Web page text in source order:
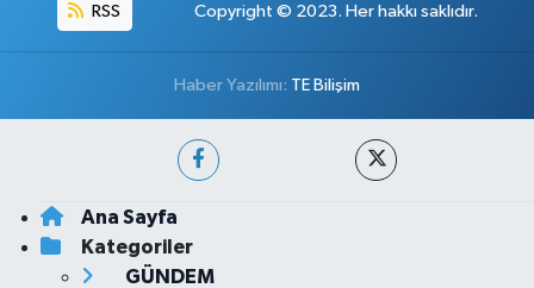
RSS Copyright © 2023. Her hakkı saklıdır.
Haber Yazılımı: TE Bilişim
Ana Sayfa
Kategoriler
GÜNDEM